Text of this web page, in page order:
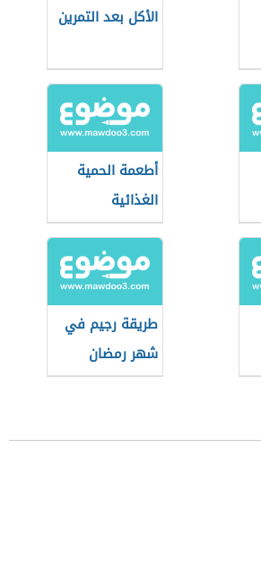
الأكل بعد التمرين
أطعمة الحمية
الغذائية
طريقة رجيم في
شهر رمضان